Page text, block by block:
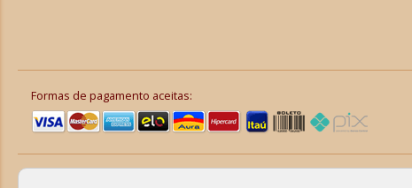
Formas de pagamento aceitas: